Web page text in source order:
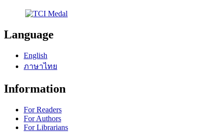
Language
English
ภาษาไทย
Information
For Readers
For Authors
For Librarians